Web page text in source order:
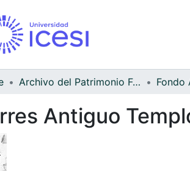
Archivo del Patrimonio Fotográfico y Fílmico del Valle del Cauca
Antiguo